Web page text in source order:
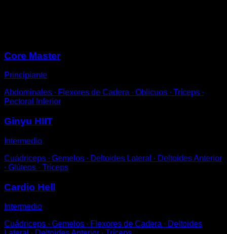
Core Master
Principiante
Abdominales ∙ Flexores de Cadera ∙ Oblicuos ∙ Tríceps ∙
Pectoral Inferior
Ginyu HIIT
Intermedio
Cuádriceps ∙ Gemelos ∙ Deltoides Lateral ∙ Deltoides Anterior
∙ Glúteos ∙ Tríceps
Cardio Hell
Intermedio
Cuádriceps ∙ Gemelos ∙ Flexores de Cadera ∙ Deltoides